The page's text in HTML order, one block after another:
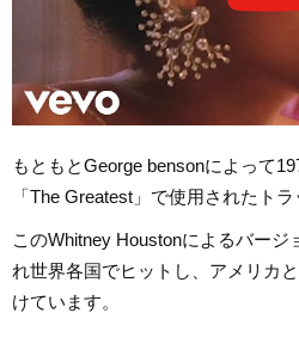
もともとGeorge bensonによって
「The Greatest」で使用されたトラ
このWhitney Houstonによるバージ
れ世界各国でヒットし、アメリカ
けています。